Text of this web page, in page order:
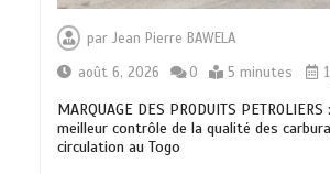
parJean Pierre BAWELA
août 6, 2026
0 5 minutes
MARQUAGE DES PRODUITS
meilleur contrôle de la qualité des
circulation au Togo